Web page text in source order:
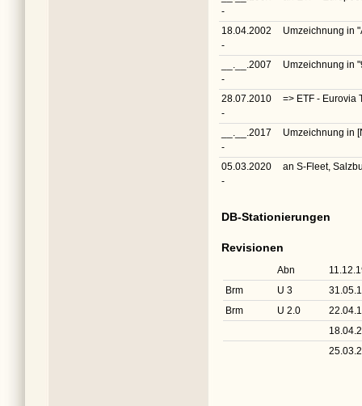
-
18.04.2002
-
Umzeichnung in
__.__.2007
-
Umzeichnung in
28.07.2010
-
=> ETF - Eurovia
__.__.2017
-
Umzeichnung in
05.03.2020
-
an S-Fleet,
DB-Stationierungen
Revisionen
Abn
Brm
U 3
Brm
U 2.0